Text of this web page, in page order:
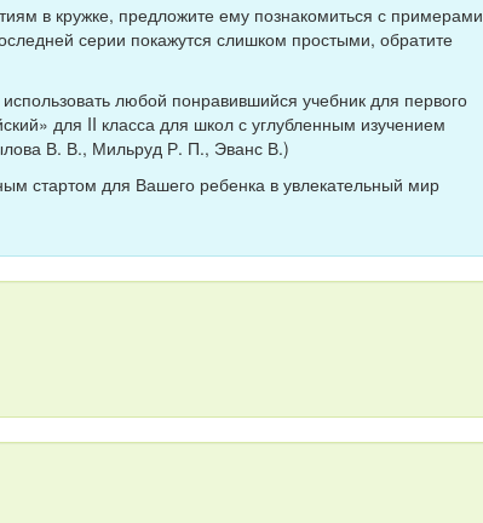
в кружке, предложите ему познакомиться с примерами
серии покажутся слишком простыми, обратите
любой понравившийся учебник для первого
для II класса для школ с углубленным изучением
В. В., Мильруд Р. П., Эванс В.)
стартом для Вашего ребенка в увлекательный мир